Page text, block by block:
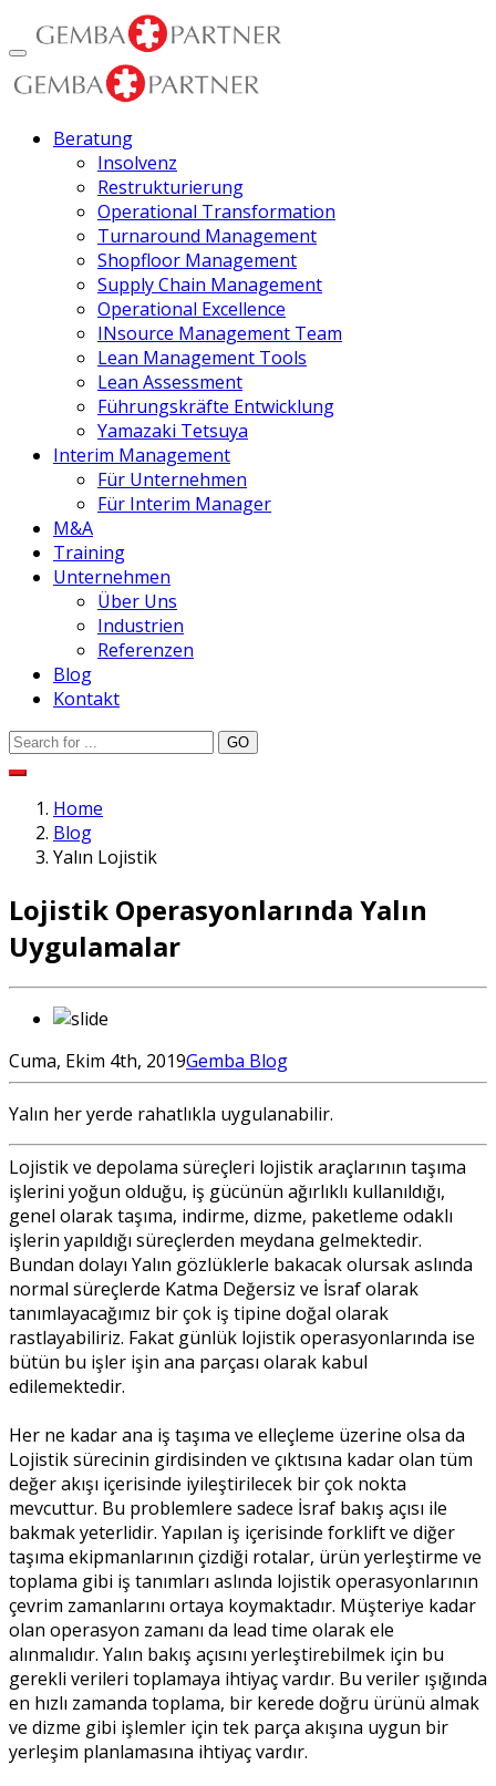
Beratung
Insolvenz
Restrukturierung
Operational Transformation
Turnaround Management
Shopfloor Management
Supply Chain Management
Operational Excellence
INsource Management Team
Lean Management Tools
Lean Assessment
Führungskräfte Entwicklung
Yamazaki Tetsuya
Interim Management
Für Unternehmen
Für Interim Manager
M&A
Training
Unternehmen
Über Uns
Industrien
Referenzen
Blog
Kontakt
Home
Blog
Yalın Lojistik
Lojistik Operasyonlarında Yalın
Uygulamalar
Cuma, Ekim 4th, 2019Gemba Blog
Yalın her yerde rahatlıkla uygulanabilir.
Lojistik ve depolama süreçleri lojistik araçlarının taşıma
işlerini yoğun olduğu, iş gücünün ağırlıklı kullanıldığı,
genel olarak taşıma, indirme, dizme, paketleme odaklı
işlerin yapıldığı süreçlerden meydana gelmektedir.
Bundan dolayı Yalın gözlüklerle bakacak olursak aslında
normal süreçlerde Katma Değersiz ve İsraf olarak
tanımlayacağımız bir çok iş tipine doğal olarak
rastlayabiliriz. Fakat günlük lojistik operasyonlarında ise
bütün bu işler işin ana parçası olarak kabul
edilemektedir.
Her ne kadar ana iş taşıma ve elleçleme üzerine olsa da
Lojistik sürecinin girdisinden ve çıktısına kadar olan tüm
değer akışı içerisinde iyileştirilecek bir çok nokta
mevcuttur. Bu problemlere sadece İsraf bakış açısı ile
bakmak yeterlidir. Yapılan iş içerisinde forklift ve diğer
taşıma ekipmanlarının çizdiği rotalar, ürün yerleştirme ve
toplama gibi iş tanımları aslında lojistik operasyonlarının
çevrim zamanlarını ortaya koymaktadır. Müşteriye kadar
olan operasyon zamanı da lead time olarak ele
alınmalıdır. Yalın bakış açısını yerleştirebilmek için bu
gerekli verileri toplamaya ihtiyaç vardır. Bu veriler ışığında
en hızlı zamanda toplama, bir kerede doğru ürünü almak
ve dizme gibi işlemler için tek parça akışına uygun bir
yerleşim planlamasına ihtiyaç vardır.